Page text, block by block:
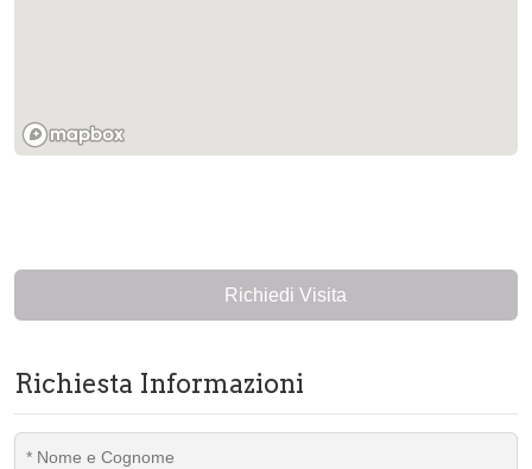
Richiedi Visita
Richiesta Informazioni